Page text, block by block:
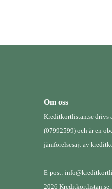
Om oss
Kreditkortlistan.se drivs
(07992599) och är en
jämförelsesajt av
E-post:
2026